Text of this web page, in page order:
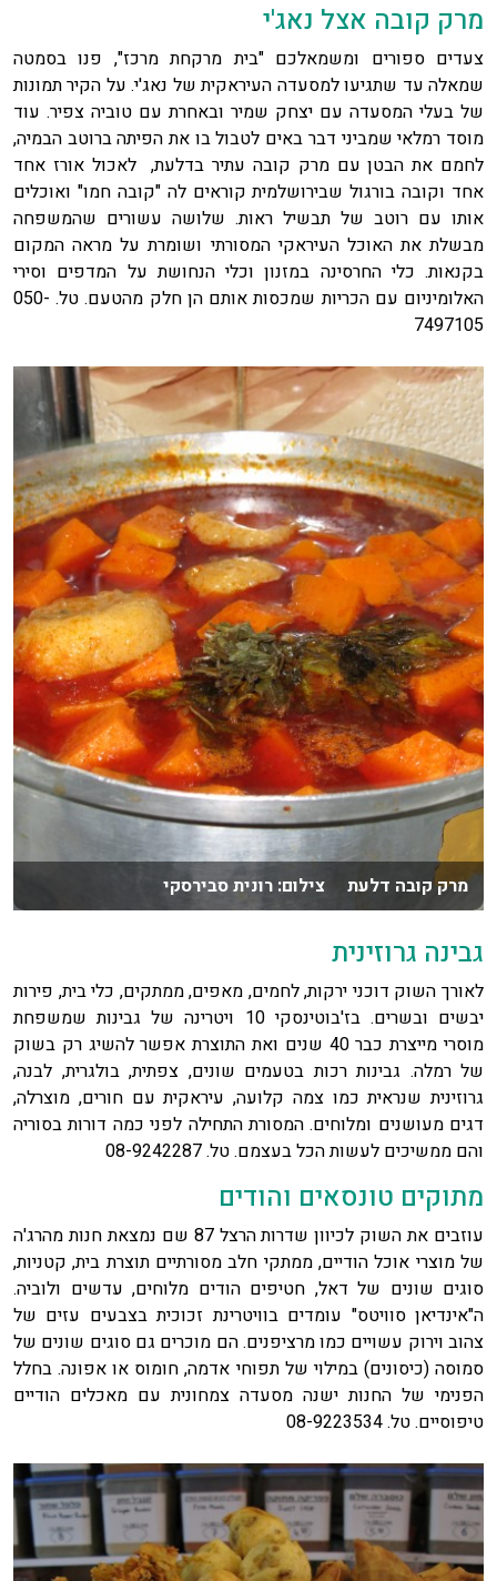
מרק קובה אצל נאג'י
צעדים ספורים ומשמאלכם "בית מרקחת מרכז", פנו בסמטה
שמאלה עד שתגיעו למסעדה העיראקית של נאג'י. על הקיר תמונות
של בעלי המסעדה עם יצחק שמיר ובאחרת עם טוביה צפיר. עוד
מוסד רמלאי שמביני דבר באים לטבול בו את הפיתה ברוטב הבמיה,
לחמם את הבטן עם מרק קובה עתיר בדלעת, לאכול אורז אחד
אחד וקובה בורגול שבירושלמית קוראים לה "קובה חמו" ואוכלים
אותו עם רוטב של תבשיל ראות. שלושה עשורים שהמשפחה
מבשלת את האוכל העיראקי המסורתי ושומרת על מראה המקום
בקנאות. כלי החרסינה במזנון וכלי הנחושת על המדפים וסירי
האלומיניום עם הכריות שמכסות אותם הן חלק מהטעם. טל. 050-
7497105
מרק קובה דלעת צילום: רונית סבירסקי
גבינה גרוזינית
לאורך השוק דוכני ירקות, לחמים, מאפים, ממתקים, כלי בית, פירות
יבשים ובשרים. בז'בוטינסקי 10 ויטרינה של גבינות שמשפחת
מוסרי מייצרת כבר 40 שנים ואת התוצרת אפשר להשיג רק בשוק
של רמלה. גבינות רכות בטעמים שונים, צפתית, בולגרית, לבנה,
גרוזינית שנראית כמו צמה קלועה, עיראקית עם חורים, מוצרלה,
דגים מעושנים ומלוחים. המסורת התחילה לפני כמה דורות בסוריה
והם ממשיכים לעשות הכל בעצמם. טל. 08-9242287
מתוקים טונסאים והודים
עוזבים את השוק לכיוון שדרות הרצל 87 שם נמצאת חנות מהרג'ה
של מוצרי אוכל הודיים, ממתקי חלב מסורתיים תוצרת בית, קטניות,
סוגים שונים של דאל, חטיפים הודים מלוחים, עדשים ולוביה.
ה"אינדיאן סוויטס" עומדים בוויטרינת זכוכית בצבעים עזים של
צהוב וירוק עשויים כמו מרציפנים. הם מוכרים גם סוגים שונים של
סמוסה (כיסונים) במילוי של תפוחי אדמה, חומוס או אפונה. בחלל
הפנימי של החנות ישנה מסעדה צמחונית עם מאכלים הודיים
טיפוסיים. טל. 08-9223534